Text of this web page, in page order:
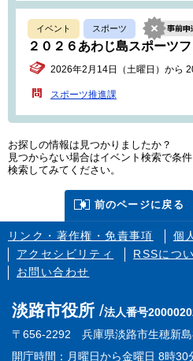
イベント スポーツ
２０２６あわじ島スポーツ
2026年2月14日（土曜日）から
スポーツ推進課
お探しの情報は見つかりましたか？
見つからない場合はイベント検索で条
検索してみてください。
前のページに戻る
リンク・著作権・免責事項
個
アクセシビリティ
RSSにつ
お問い合わせ
淡路市役所
法人番号
〒656-2292 兵庫県淡路市生穂新島
開庁時間：月曜日から金曜日 8時30